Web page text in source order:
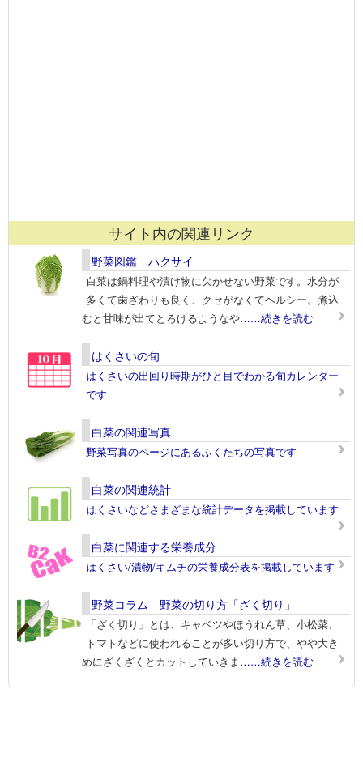
サイト内の関連リンク
野菜図鑑 ハクサイ
白菜は鍋料理や漬け物に欠かせない野菜です。水分が
多くて歯ざわりも良く、クセがなくてヘルシー。煮込
むと甘味が出てとろけるようなや……続きを読む
はくさいの旬
はくさいの出回り時期がひと目でわかる旬カレンダー
です
白菜の関連写真
野菜写真のページにあるふくたちの写真です
白菜の関連統計
はくさいなどさまざまな統計データを掲載しています
白菜に関連する栄養成分
はくさい/漬物/キムチの栄養成分表を掲載しています
野菜コラム 野菜の切り方「ざく切り」
「ざく切り」とは、キャベツやほうれん草、小松菜、
トマトなどに使われることが多い切り方で、やや大き
めにざくざくとカットしていきま ……続きを読む